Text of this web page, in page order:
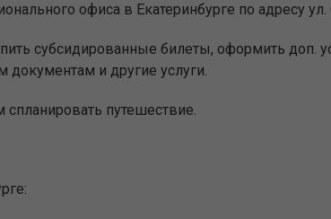
офиса в Екатеринбурге по адресу ул.
субсидированные билеты, оформить доп.
документам и другие услуги.
путешествие.